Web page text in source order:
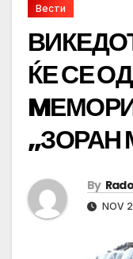
Вести
ЌЕ СЕ
„ЗОРАН
By
NOV